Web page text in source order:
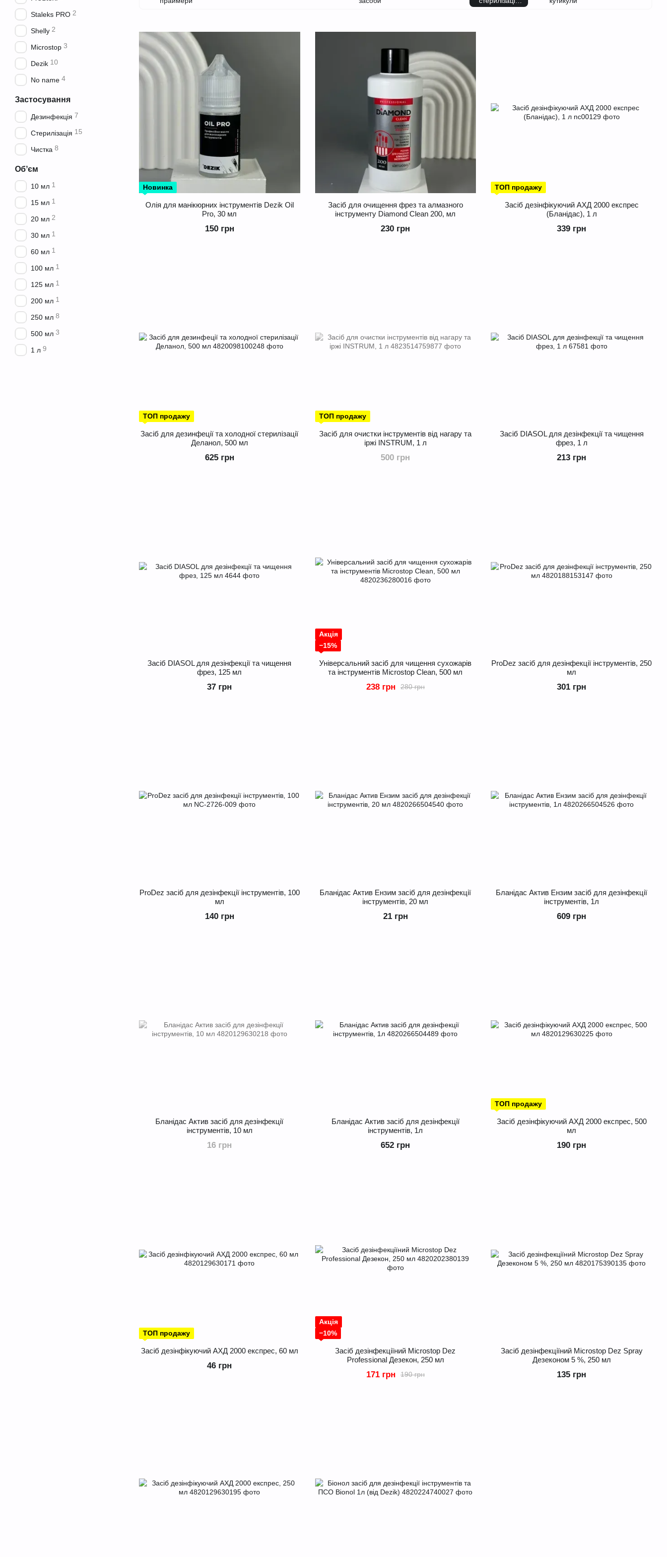
та чистка
Новинка
Олія для манікюрних інструментів Dezik Oil
Pro, 30 мл
150 грн
Засіб для очищення фрез та алмазного
інструменту Diamond Clean 200, мл
230 грн
ТОП продажу
Засіб дезінфікуючий АХД 2000 експрес
(Бланідас), 1 л
339 грн
ТОП продажу
Засіб для дезинфеції та холодної стерилізації
Деланол, 500 мл
625 грн
ТОП продажу
Засіб для очистки інструментів від нагару та
іржі INSTRUM, 1 л
500 грн
Засіб DIASOL для дезінфекції та чищення
фрез, 1 л
213 грн
Засіб DIASOL для дезінфекції та чищення
фрез, 125 мл
37 грн
Акція
−15%
Універсальний засіб для чищення сухожарів
та інструментів Microstop Clean, 500 мл
280 грн
238 грн
ProDez засіб для дезінфекції інструментів, 250
мл
301 грн
ProDez засіб для дезінфекції інструментів, 100
мл
140 грн
Бланідас Актив Ензим засіб для дезінфекції
інструментів, 20 мл
21 грн
Бланідас Актив Ензим засіб для дезінфекції
інструментів, 1л
609 грн
Бланідас Актив засіб для дезінфекції
інструментів, 10 мл
16 грн
Бланідас Актив засіб для дезінфекції
інструментів, 1л
652 грн
ТОП продажу
Засіб дезінфікуючий АХД 2000 експрес, 500
мл
190 грн
ТОП продажу
Засіб дезінфікуючий АХД 2000 експрес, 60 мл
46 грн
Акція
−10%
Засіб дезінфекціїний Microstop Dez
Professional Дезекон, 250 мл
190 грн
171 грн
Засіб дезінфекціїний Microstop Dez Spray
Дезеконом 5 %, 250 мл
135 грн
Staleks PRO 2
Shelly 2
Microstop 3
Dezik 10
No name 4
Застосування
Дезинфекція 7
Стерилізація 15
Чистка 8
Обʼєм
10 мл 1
15 мл 1
20 мл 2
30 мл 1
60 мл 1
100 мл 1
125 мл 1
200 мл 1
250 мл 8
500 мл 3
1 л 9